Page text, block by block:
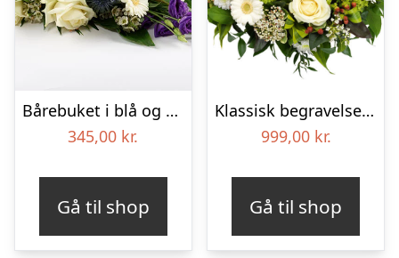
Bårebuket i blå og hvide nuancer – Blomster til begravelse
345,00 kr.
Gå til shop
Klassisk begravelses­krans
999,00 kr.
Gå til shop